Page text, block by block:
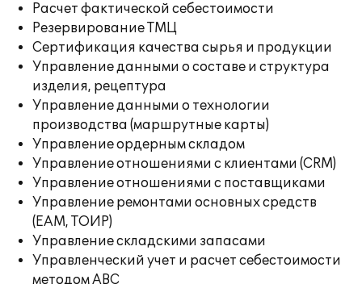
Расчет фактической себестоимости
Резервирование ТМЦ
Сертификация качества сырья и продукции
Управление данными о составе и структура
изделия, рецептура
Управление данными о технологии
производства (маршрутные карты)
Управление ордерным складом
Управление отношениями с клиентами (CRM)
Управление отношениями с поставщиками
Управление ремонтами основных средств
(EAM, ТОИР)
Управление складскими запасами
Управленческий учет и расчет себестоимости
методом ABC